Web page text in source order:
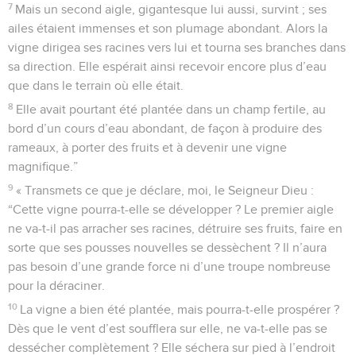
7 Mais un second aigle, gigantesque lui aussi, survint ; ses
ailes étaient immenses et son plumage abondant. Alors la
vigne dirigea ses racines vers lui et tourna ses branches dans
sa direction. Elle espérait ainsi recevoir encore plus d’eau
que dans le terrain où elle était.
8 Elle avait pourtant été plantée dans un champ fertile, au
bord d’un cours d’eau abondant, de façon à produire des
rameaux, à porter des fruits et à devenir une vigne
magnifique.”
9 « Transmets ce que je déclare, moi, le Seigneur Dieu :
“Cette vigne pourra-t-elle se développer ? Le premier aigle
ne va-t-il pas arracher ses racines, détruire ses fruits, faire en
sorte que ses pousses nouvelles se dessèchent ? Il n’aura
pas besoin d’une grande force ni d’une troupe nombreuse
pour la déraciner.
10 La vigne a bien été plantée, mais pourra-t-elle prospérer ?
Dès que le vent d’est soufflera sur elle, ne va-t-elle pas se
dessécher complètement ? Elle séchera sur pied à l’endroit